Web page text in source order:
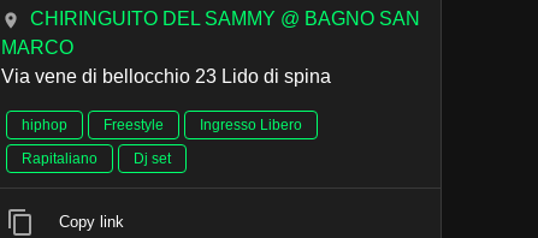
CHIRINGUITO DEL SAMMY @ BAGNO SAN
MARCO
Via vene di bellocchio 23 Lido di spina
hiphop Freestyle
Ingresso Libero
Rapitaliano
Dj set
Copy link